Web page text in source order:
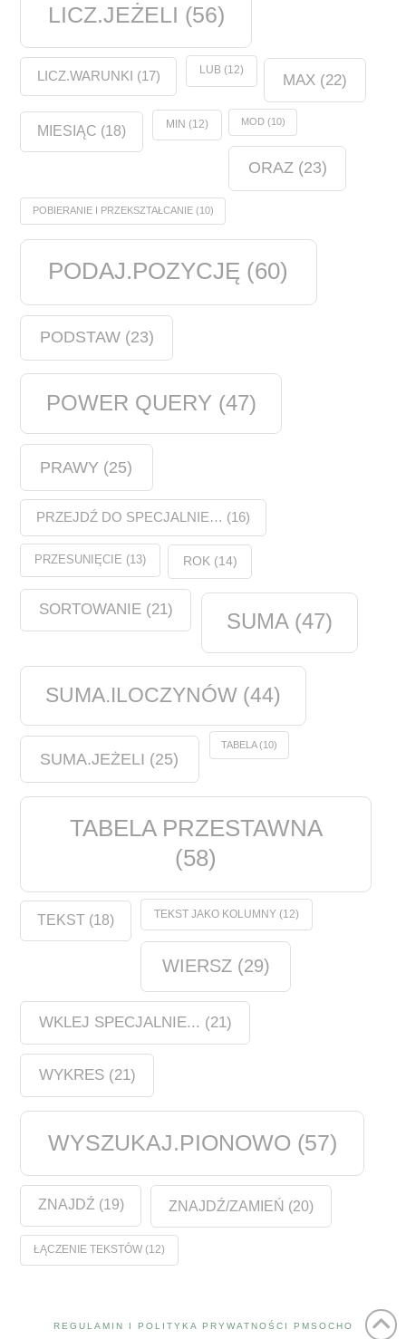
LICZ.JEŻELI (56)
LICZ.WARUNKI (17) LUB(12)
MAX(22)
MIESIĄC (18) MIN (12) MOD(10)
ORAZ(23)
POBIERANIE I PRZEKSZTAŁCANIE(10)
PODAJ.POZYCJĘ (60)
PODSTAW(23)
POWER QUERY (47)
PRAWY (25)
PRZEJDŹ DO SPECJALNIE… (16)
PRZESUNIĘCIE (13) ROK (14)
SORTOWANIE(21) SUMA(47)
SUMA.ILOCZYNÓW (44)
SUMA.JEŻELI (25)
TABELA(10)
TABELA PRZESTAWNA
(58)
TEKST (18) TEKST JAKO KOLUMNY(12)
WIERSZ(29)
WKLEJ SPECJALNIE... (21)
WYKRES(21)
WYSZUKAJ.PIONOWO (57)
ZNAJDŹ (19) ZNAJDŹ/ZAMIEŃ (20)
ŁĄCZENIE TEKSTÓW (12)
REGULAMIN I POLITYKA PRYWATNOŚCI PMSOCHO